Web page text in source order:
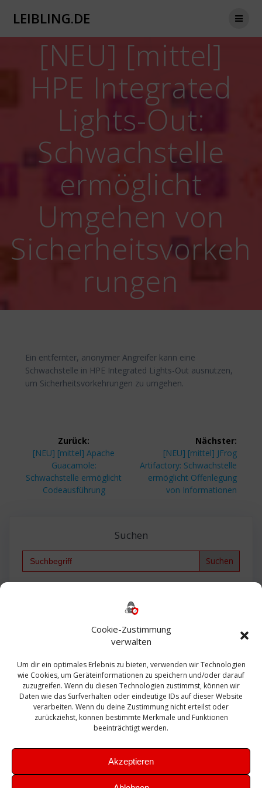
Cookie-Zustimmung
verwalten
Um dir ein optimales Erlebnis zu bieten, verwenden wir Technologien
wie Cookies, um Geräteinformationen zu speichern und/oder darauf
zuzugreifen. Wenn du diesen Technologien zustimmst, können wir
Daten wie das Surfverhalten oder eindeutige IDs auf dieser Website
verarbeiten. Wenn du deine Zustimmung nicht erteilst oder
zurückziehst, können bestimmte Merkmale und Funktionen
beeinträchtigt werden.
Akzeptieren
LEIBLING.DE
[NEU] [mittel]
HPE Integrated
Lights-Out:
Schwachstelle
ermöglicht
Umgehen von
Sicherheitsvorkeh
rungen
Ein entfernter, anonymer Angreifer kann eine
Schwachstelle in HPE Integrated Lights-Out ausnutzen,
um Sicherheitsvorkehrungen zu umgehen.
Beitragsnavigation
Zurück:
Vorheriger
Beitrag:
[NEU] [mittel] Apache
Guacamole:
Schwachstelle ermöglicht
Codeausführung
Nächster:
Nächster
Beitrag:
[NEU] [mittel] JFrog
Artifactory: Schwachstelle
ermöglicht Offenlegung
von Informationen
Suchen
Search
Bautagebuch
Exchange firewall Fritzbox
Microsoft
Sanierung SBS Security Server Sicherheit
Sicherung SIEM Sophos SSL Ubuntu
Update Upgrade UTM VCenter VCSA Veeam
VMWare VPN WAZUH Windows
Zertifikat